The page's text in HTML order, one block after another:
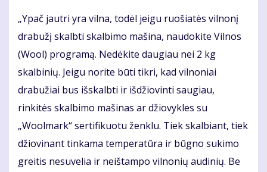
„Ypač jautri yra vilna, todėl jeigu ruošiatės vilnonį
drabužį skalbti skalbimo mašina, naudokite Vilnos
(Wool) programą. Nedėkite daugiau nei 2 kg
skalbinių. Jeigu norite būti tikri, kad vilnoniai
drabužiai bus išskalbti ir išdžiovinti saugiau,
rinkitės skalbimo mašinas ar džiovykles su
„Woolmark“ sertifikuotu ženklu. Tiek skalbiant, tiek
džiovinant tinkama temperatūra ir būgno sukimo
greitis nesuvelia ir neištampo vilnonių audinių. Be